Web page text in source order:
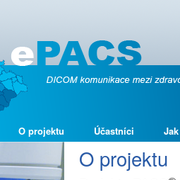
O projektu Účastníci
O projektu